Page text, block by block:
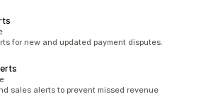
for new and updated payment disputes.
sales alerts to prevent missed revenue